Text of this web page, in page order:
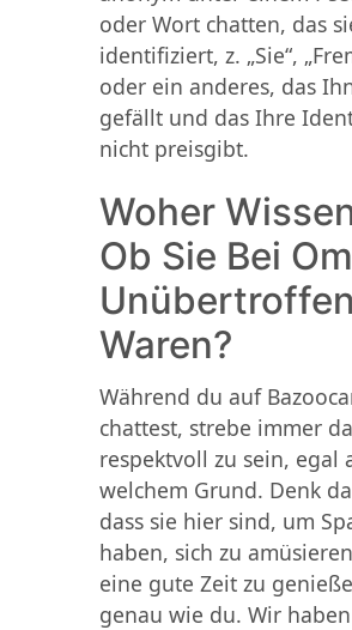
oder Wort chatten, das
identifiziert, z. „Sie“,
oder ein anderes, das
gefällt und das Ihre
nicht preisgibt.
Woher
Ob Sie Bei
Unübertroffen
Waren?
Während du auf
chattest, strebe immer
respektvoll zu sein, egal
welchem Grund. Denk
dass sie hier sind, um
haben, sich zu
eine gute Zeit zu
genau wie du. Wir